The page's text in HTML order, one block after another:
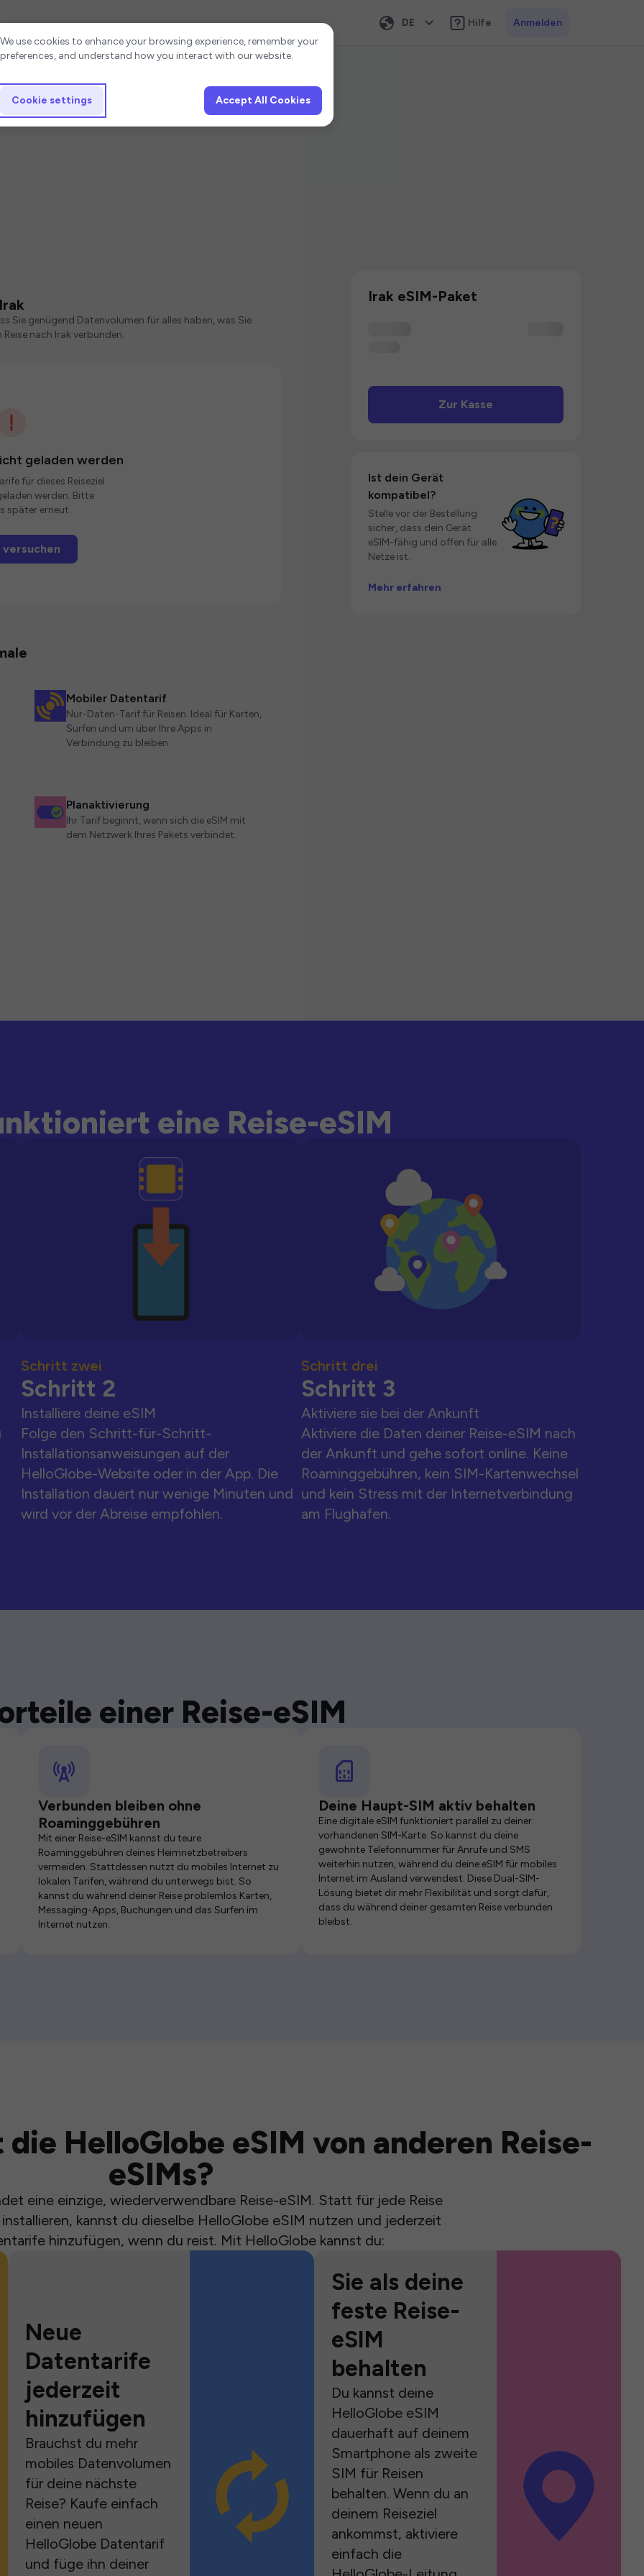
DE Hilfe Anmelden
Sie genügend Datenvolumen für alles haben, was Sie
nach Irak verbunden.
geladen werden
für dieses Reiseziel
werden. Bitte
später erneut.
Mobiler Datentarif
Nur-Daten-Tarif für Reisen. Ideal für Karten,
Surfen und um über Ihre Apps in
Verbindung zu bleiben.
Planaktivierung
Ihr Tarif beginnt, wenn sich die eSIM mit
dem Netzwerk Ihres Pakets verbindet.
Irak eSIM-Paket
Zur Kasse
Ist dein Gerät
kompatibel?
Stelle vor der Bestellung
sicher, dass dein Gerät
eSIM-fähig und offen für alle
Netze ist.
Mehr erfahren
eine Reise-eSIM
Schritt zwei
Schritt 2
Installiere deine eSIM
Folge den Schritt-für-Schritt-
Installationsanweisungen auf der
HelloGlobe-Website oder in der App. Die
Installation dauert nur wenige Minuten und
wird vor der Abreise empfohlen.
Schritt drei
Schritt 3
Aktiviere sie bei der Ankunft
Aktiviere die Daten deiner Reise-eSIM nach
der Ankunft und gehe sofort online. Keine
Roaminggebühren, kein SIM-Kartenwechsel
und kein Stress mit der Internetverbindung
am Flughafen.
einer Reise-eSIM
Verbunden bleiben ohne
Roaminggebühren
Mit einer Reise-eSIM kannst du teure
Roaminggebühren deines Heimnetzbetreibers
vermeiden. Stattdessen nutzt du mobiles Internet zu
lokalen Tarifen, während du unterwegs bist. So
kannst du während deiner Reise problemlos Karten,
Messaging-Apps, Buchungen und das Surfen im
Internet nutzen.
Deine Haupt-SIM aktiv behalten
Eine digitale eSIM funktioniert parallel zu deiner
vorhandenen SIM-Karte. So kannst du deine
gewohnte Telefonnummer für Anrufe und SMS
weiterhin nutzen, während du deine eSIM für mobiles
Internet im Ausland verwendest. Diese Dual-SIM-
Lösung bietet dir mehr Flexibilität und sorgt dafür,
dass du während deiner gesamten Reise verbunden
bleibst.
HelloGlobe eSIM von anderen Reise-
eSIMs?
eine einzige, wiederverwendbare Reise-eSIM. Statt für jede Reise
kannst du dieselbe HelloGlobe eSIM nutzen und jederzeit
hinzufügen, wenn du reist. Mit HelloGlobe kannst du:
Neue
Datentarife
jederzeit
hinzufügen
Brauchst du mehr
mobiles Datenvolumen
für deine nächste
Reise? Kaufe einfach
einen neuen
HelloGlobe Datentarif
und füge ihn deiner
Sie als deine
feste Reise-
eSIM
behalten
Du kannst deine
HelloGlobe eSIM
dauerhaft auf deinem
Smartphone als zweite
SIM für Reisen
behalten. Wenn du an
deinem Reiseziel
ankommst, aktiviere
einfach die
Cookie settings
We use cookies to enhance your browsing experience, remember your
preferences, and understand how you interact with our website.
Cookie settings Accept All Cookies